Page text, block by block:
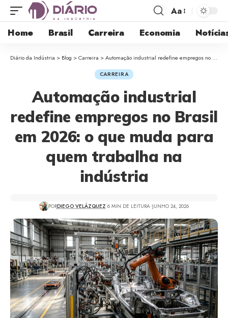
Aa
Home Brasil Carreira Economia
Diário da Indústria > Blog >Carreira >Automação industrial redefine empregos no Brasil em 2026: o que muda para quem trabalha na indústria
CARREIRA
Automação industrial
redefine empregos no Brasil
em 2026: o que muda para
quem trabalha na
indústria
PORDIEGO VELÁZQUEZ 6 MIN DE LEITURA JUNHO 24, 2026